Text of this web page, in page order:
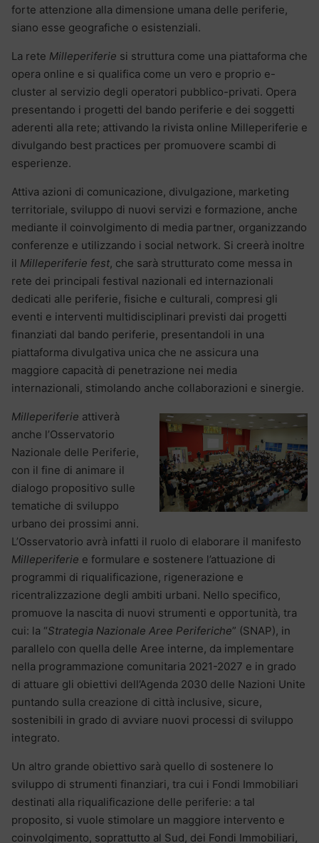
forte attenzione alla dimensione umana delle periferie,
siano esse geografiche o esistenziali.
La rete Milleperiferie si struttura come una piattaforma che
opera online e si qualifica come un vero e proprio e-
cluster al servizio degli operatori pubblico-privati. Opera
presentando i progetti del bando periferie e dei soggetti
aderenti alla rete; attivando la rivista online Milleperiferie e
divulgando best practices per promuovere scambi di
esperienze.
Attiva azioni di comunicazione, divulgazione, marketing
territoriale, sviluppo di nuovi servizi e formazione, anche
mediante il coinvolgimento di media partner, organizzando
conferenze e utilizzando i social network. Si creerà inoltre
il Milleperiferie fest, che sarà strutturato come messa in
rete dei principali festival nazionali ed internazionali
dedicati alle periferie, fisiche e culturali, compresi gli
eventi e interventi multidisciplinari previsti dai progetti
finanziati dal bando periferie, presentandoli in una
piattaforma divulgativa unica che ne assicura una
maggiore capacità di penetrazione nei media
internazionali, stimolando anche collaborazioni e sinergie.
Milleperiferie attiverà
anche l’Osservatorio
Nazionale delle Periferie,
con il fine di animare il
dialogo propositivo sulle
tematiche di sviluppo
urbano dei prossimi anni.
L’Osservatorio avrà infatti il ruolo di elaborare il manifesto
Milleperiferie e formulare e sostenere l’attuazione di
programmi di riqualificazione, rigenerazione e
ricentralizzazione degli ambiti urbani. Nello specifico,
promuove la nascita di nuovi strumenti e opportunità, tra
cui: la “Strategia Nazionale Aree Periferiche” (SNAP), in
parallelo con quella delle Aree interne, da implementare
nella programmazione comunitaria 2021-2027 e in grado
di attuare gli obiettivi dell’Agenda 2030 delle Nazioni Unite
puntando sulla creazione di città inclusive, sicure,
sostenibili in grado di avviare nuovi processi di sviluppo
integrato.
Un altro grande obiettivo sarà quello di sostenere lo
sviluppo di strumenti finanziari, tra cui i Fondi Immobiliari
destinati alla riqualificazione delle periferie: a tal
proposito, si vuole stimolare un maggiore intervento e
coinvolgimento, soprattutto al Sud, dei Fondi Immobiliari,